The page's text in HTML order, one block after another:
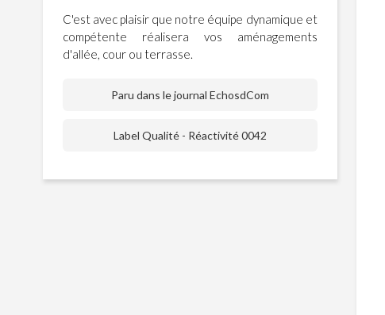
C'est avec plaisir que notre équipe dynamique et
compétente réalisera vos aménagements
d'allée, cour ou terrasse.
Paru dans le journal EchosdCom
Label Qualité - Réactivité 0042